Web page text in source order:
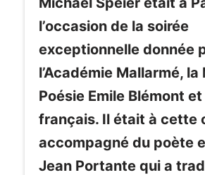
l’occasion de la soirée
exceptionnelle donnée
l’Académie Mallarmé,
Poésie Emile Blémont et
français. Il était à cette
accompagné du poète
Jean Portante qui a